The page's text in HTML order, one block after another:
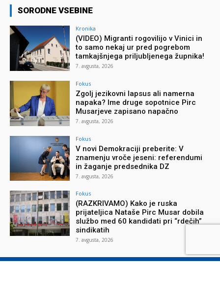
SORODNE VSEBINE
Kronika
(VIDEO) Migranti rogovilijo v Vinici in
to samo nekaj ur pred pogrebom
tamkajšnjega priljubljenega župnika!
7. avgusta, 2026
Fokus
Zgolj jezikovni lapsus ali namerna
napaka? Ime druge sopotnice Pirc
Musarjeve zapisano napačno
7. avgusta, 2026
Fokus
V novi Demokraciji preberite: V
znamenju vroče jeseni: referendumi
in žaganje predsednika DZ
7. avgusta, 2026
Fokus
(RAZKRIVAMO) Kako je ruska
prijateljica Nataše Pirc Musar dobila
službo med 60 kandidati pri “rdečih”
sindikatih
7. avgusta, 2026